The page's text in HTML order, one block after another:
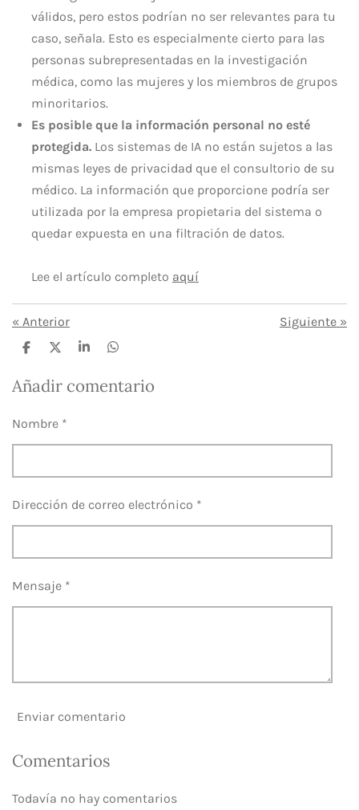
válidos, pero estos podrían no ser relevantes para tu
caso, señala. Esto es especialmente cierto para las
personas subrepresentadas en la investigación
médica, como las mujeres y los miembros de grupos
minoritarios.
Es posible que la información personal no esté
protegida. Los sistemas de IA no están sujetos a las
mismas leyes de privacidad que el consultorio de su
médico. La información que proporcione podría ser
utilizada por la empresa propietaria del sistema o
quedar expuesta en una filtración de datos.
Lee el artículo completo aquí
« Anterior Siguiente »
C
m
p
t
i
C
p
t
i
C
p
i
C
p
i
Añadir comentario
Nombre *
Dirección de correo electrónico *
Mensaje *
Enviar comentario
Comentarios
Todavía no hay comentarios